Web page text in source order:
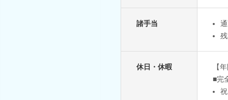
諸手当
休日・休暇
【
■完